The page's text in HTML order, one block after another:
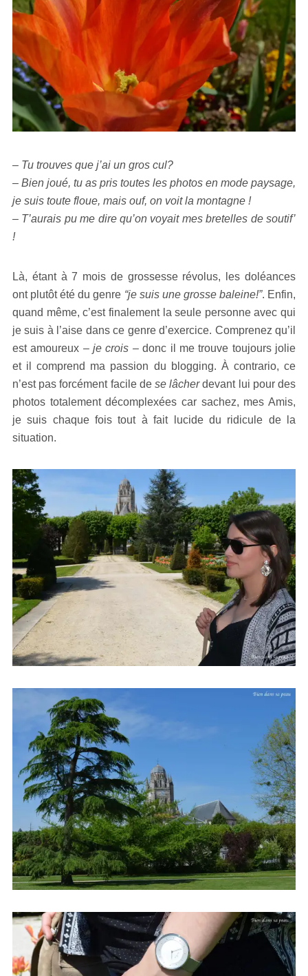
– Tu trouves que j’ai un gros cul?
– Bien joué, tu as pris toutes les photos en mode paysage,
je suis toute floue, mais ouf, on voit la montagne !
– T’aurais pu me dire qu’on voyait mes bretelles de soutif’
!
Là, étant à 7 mois de grossesse révolus, les doléances
ont plutôt été du genre “je suis une grosse baleine!”. Enfin,
quand même, c’est finalement la seule personne avec qui
je suis à l’aise dans ce genre d’exercice. Comprenez qu’il
est amoureux – je crois –donc il me trouve toujours jolie
et il comprend ma passion du blogging. À contrario, ce
n’est pas forcément facile de se lâcherdevant lui pour des
photos totalement décomplexées car sachez, mes Amis,
je suis chaque fois tout à fait lucide du ridicule de la
situation.